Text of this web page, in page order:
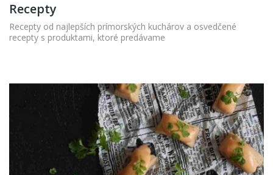
Recepty
Recepty od najlepších prímorských kuchárov a osvedčené
recepty s produktami, ktoré predávame